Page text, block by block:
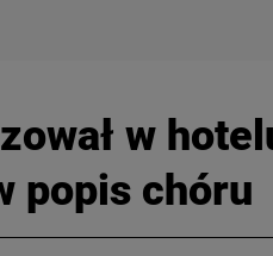
w
popis chóru